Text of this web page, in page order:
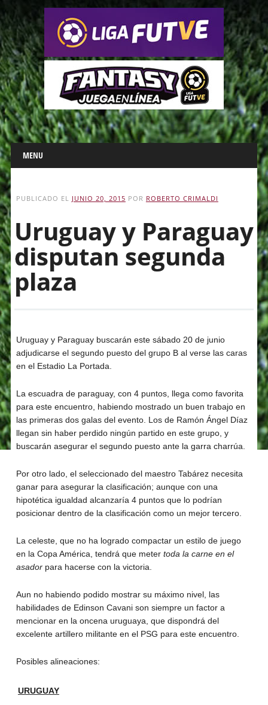
Main menu
Skip
to
content
MENU
PUBLICADO EL JUNIO 20, 2015 POR ROBERTO CRIMALDI
Uruguay y Paraguay
disputan segunda
plaza
Uruguay y Paraguay buscarán este sábado 20 de junio
adjudicarse el segundo puesto del grupo B al verse las caras
en el Estadio La Portada.
La escuadra de paraguay, con 4 puntos, llega como favorita
para este encuentro, habiendo mostrado un buen trabajo en
las primeras dos galas del evento. Los de Ramón Ángel Díaz
llegan sin haber perdido ningún partido en este grupo, y
buscarán asegurar el segundo puesto ante la garra charrúa.
Por otro lado, el seleccionado del maestro Tabárez necesita
ganar para asegurar la clasificación; aunque con una
hipotética igualdad alcanzaría 4 puntos que lo podrían
posicionar dentro de la clasificación como un mejor tercero.
La celeste, que no ha logrado compactar un estilo de juego
en la Copa América, tendrá que meter toda la carne en el
asador para hacerse con la victoria.
Aun no habiendo podido mostrar su máximo nivel, las
habilidades de Edinson Cavani son siempre un factor a
mencionar en la oncena uruguaya, que dispondrá del
excelente artillero militante en el PSG para este encuentro.
Posibles alineaciones:
URUGUAY